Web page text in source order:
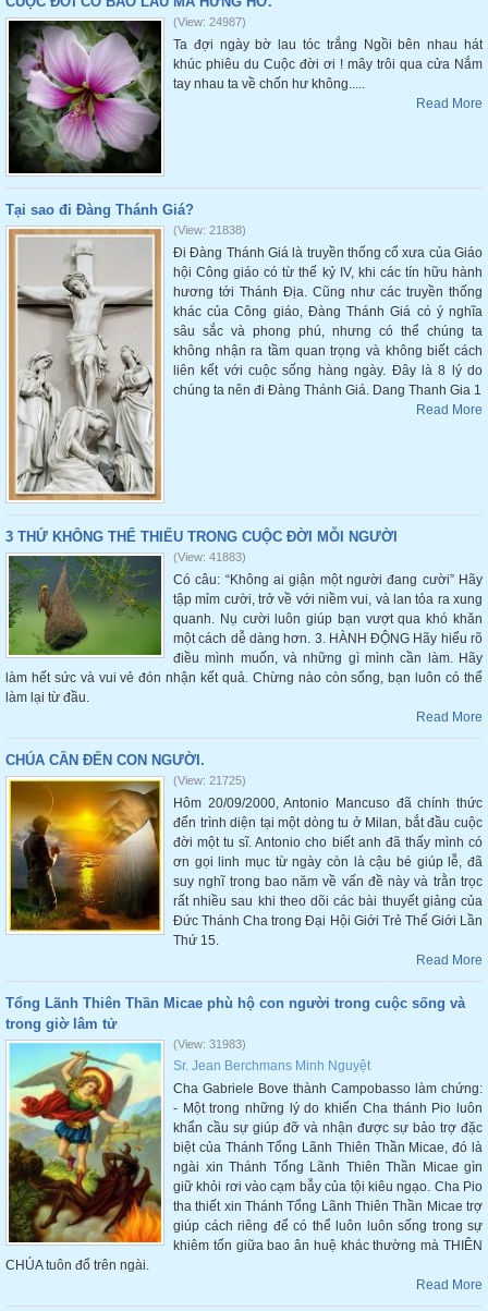
(View: 24987)
Ta đợi ngày bờ lau tóc trắng Ngồi bên nhau hát
khúc phiêu du Cuộc đời ơi ! mây trôi qua cửa Nắm
tay nhau ta về chốn hư không.....
Read More
Tại sao đi Đàng Thánh Giá?
(View: 21838)
Đi Đàng Thánh Giá là truyền thống cổ xưa của Giáo
hội Công giáo có từ thế kỷ IV, khi các tín hữu hành
hương tới Thánh Địa. Cũng như các truyền thống
khác của Công giáo, Đàng Thánh Giá có ý nghĩa
sâu sắc và phong phú, nhưng có thể chúng ta
không nhận ra tầm quan trọng và không biết cách
liên kết với cuộc sống hàng ngày. Đây là 8 lý do
chúng ta nên đi Đàng Thánh Giá. Dang Thanh Gia 1
Read More
3 THỨ KHÔNG THỂ THIẾU TRONG CUỘC ĐỜI MỖI NGƯỜI
(View: 41883)
Có câu: “Không ai giận một người đang cười” Hãy
tập mỉm cười, trở về với niềm vui, và lan tỏa ra xung
quanh. Nụ cười luôn giúp bạn vượt qua khó khăn
một cách dễ dàng hơn. 3. HÀNH ĐỘNG Hãy hiểu rõ
điều mình muốn, và những gì mình cần làm. Hãy
làm hết sức và vui vẻ đón nhận kết quả. Chừng nào còn sống, bạn luôn có thể
làm lại từ đầu.
Read More
CHÚA CẦN ĐẾN CON NGƯỜI.
(View: 21725)
Hôm 20/09/2000, Antonio Mancuso đã chính thức
đến trình diện tại một dòng tu ở Milan, bắt đầu cuộc
đời một tu sĩ. Antonio cho biết anh đã thấy mình có
ơn gọi linh mục từ ngày còn là cậu bé giúp lễ, đã
suy nghĩ trong bao năm về vấn đề này và trằn trọc
rất nhiều sau khi theo dõi các bài thuyết giảng của
Đức Thánh Cha trong Đại Hội Giới Trẻ Thế Giới Lần
Thứ 15.
Read More
Tổng Lãnh Thiên Thần Micae phù hộ con người trong cuộc sống và
trong giờ lâm tử
(View: 31983)
Sr. Jean Berchmans Minh Nguyệt
Cha Gabriele Bove thành Campobasso làm chứng:
- Một trong những lý do khiến Cha thánh Pio luôn
khẩn cầu sự giúp đỡ và nhận được sự bảo trợ đặc
biệt của Thánh Tổng Lãnh Thiên Thần Micae, đó là
ngài xin Thánh Tổng Lãnh Thiên Thần Micae gìn
giữ khỏi rơi vào cạm bẫy của tội kiêu ngạo. Cha Pio
tha thiết xin Thánh Tổng Lãnh Thiên Thần Micae trợ
giúp cách riêng để có thể luôn luôn sống trong sự
khiêm tốn giữa bao ân huệ khác thường mà THIÊN
CHÚA tuôn đổ trên ngài.
Read More